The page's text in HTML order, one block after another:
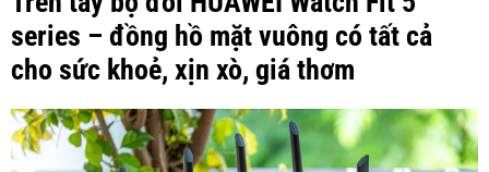
series – đồng hồ mặt vuông có tất cả
cho sức khoẻ, xịn xò, giá thơm